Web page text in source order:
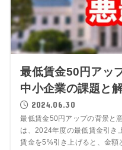
最低賃金50円アッ
中小企業の課題と
2024.06.30
最低賃金50円アップの背景と
は、2024年度の最低賃金引き
賃金を5%引き上げると、金額